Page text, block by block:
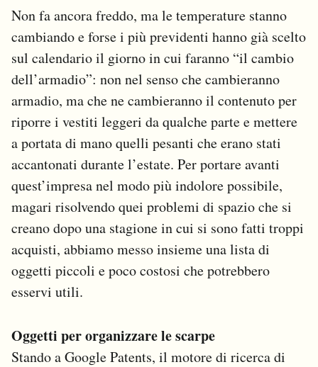
CALENDARIO
Area Personale
Newsletter
Notifiche mobile
Hai bisogno di aiuto?
Esci
Non fa ancora freddo, ma le temperature stanno
cambiando e forse i più previdenti hanno già scelto
sul calendario il giorno in cui faranno “il cambio
dell’armadio”: non nel senso che cambieranno
armadio, ma che ne cambieranno il contenuto per
riporre i vestiti leggeri da qualche parte e mettere
a portata di mano quelli pesanti che erano stati
accantonati durante l’estate. Per portare avanti
quest’impresa nel modo più indolore possibile,
magari risolvendo quei problemi di spazio che si
creano dopo una stagione in cui si sono fatti troppi
acquisti, abbiamo messo insieme una lista di
oggetti piccoli e poco costosi che potrebbero
esservi utili.
Oggetti per organizzare le scarpe
Stando a Google Patents, il motore di ricerca di